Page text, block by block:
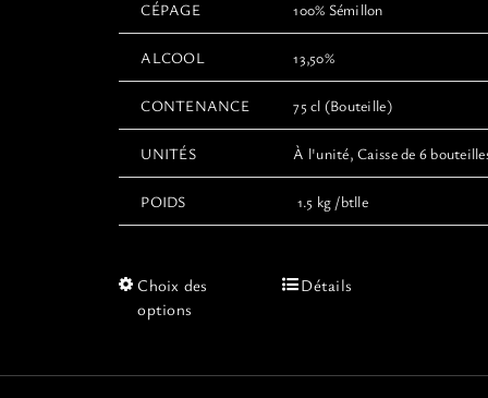
CÉPAGE 100% Sémillon
ALCOOL 13,50%
CONTENANCE 75 cl (Bouteille)
UNITÉS À l'unité, Caisse de 6
POIDS 1.5 kg /btlle
Choix des
options
Ce
variations.
Détails